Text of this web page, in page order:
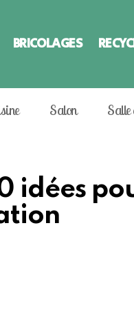
BRICOLAGES
Salon Salle
idées